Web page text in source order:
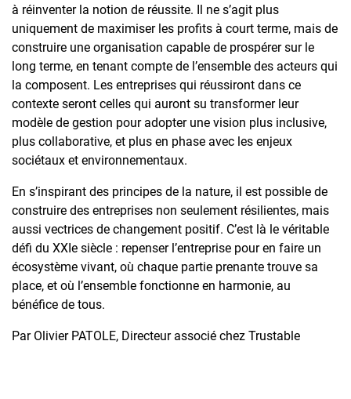
à réinventer la notion de réussite. Il ne s’agit plus
uniquement de maximiser les profits à court terme, mais de
construire une organisation capable de prospérer sur le
long terme, en tenant compte de l’ensemble des acteurs qui
la composent. Les entreprises qui réussiront dans ce
contexte seront celles qui auront su transformer leur
modèle de gestion pour adopter une vision plus inclusive,
plus collaborative, et plus en phase avec les enjeux
sociétaux et environnementaux.
En s’inspirant des principes de la nature, il est possible de
construire des entreprises non seulement résilientes, mais
aussi vectrices de changement positif. C’est là le véritable
défi du XXIe siècle : repenser l’entreprise pour en faire un
écosystème vivant, où chaque partie prenante trouve sa
place, et où l’ensemble fonctionne en harmonie, au
bénéfice de tous.
Par Olivier PATOLE, Directeur associé chez Trustable